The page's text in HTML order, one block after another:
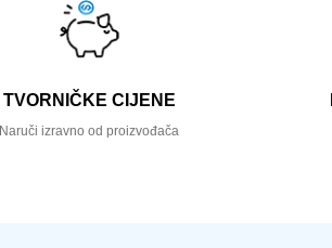
TVORNIČKE CIJENE
Naruči izravno od proizvođača